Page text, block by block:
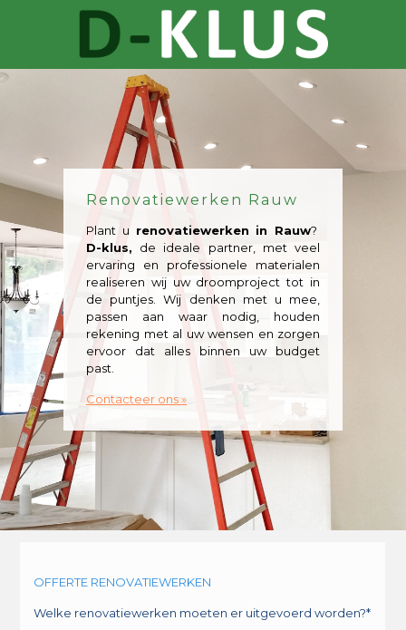
Renovatiewerken Rauw
Plant u renovatiewerken in Rauw?
D-klus, de ideale partner, met veel
ervaring en professionele materialen
realiseren wij uw droomproject tot in
de puntjes. Wij denken met u mee,
passen aan waar nodig, houden
rekening met al uw wensen en zorgen
ervoor dat alles binnen uw budget
past.
Contacteer ons »
OFFERTE RENOVATIEWERKEN
Welke renovatiewerken moeten er uitgevoerd worden?*